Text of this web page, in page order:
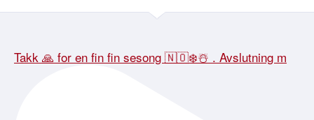
Takk 🙏 for en fin fin sesong 🇳🇴❄️☃️ . Avslutning m